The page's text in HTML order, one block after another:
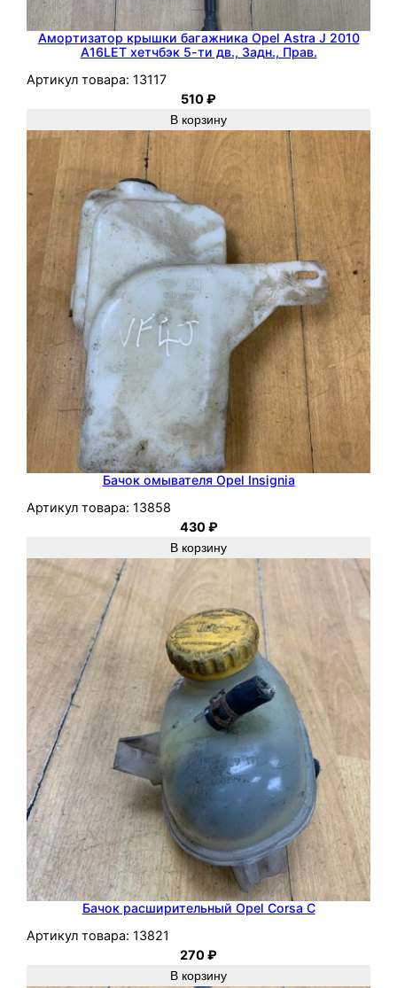
и
н
в
д
Амортизатор крышки багажника Opel Astra J 2010
A16LET хетчбэк 5-ти дв., Задн., Прав.
Артикул товара: 13117
510₽
В корзину
Бачок омывателя Opel Insignia
Артикул товара: 13858
430₽
В корзину
Бачок расширительный Opel Corsa C
Артикул товара: 13821
270₽
В корзину